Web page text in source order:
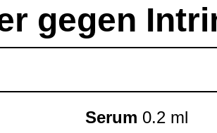
gegen
Serum 0.2 ml